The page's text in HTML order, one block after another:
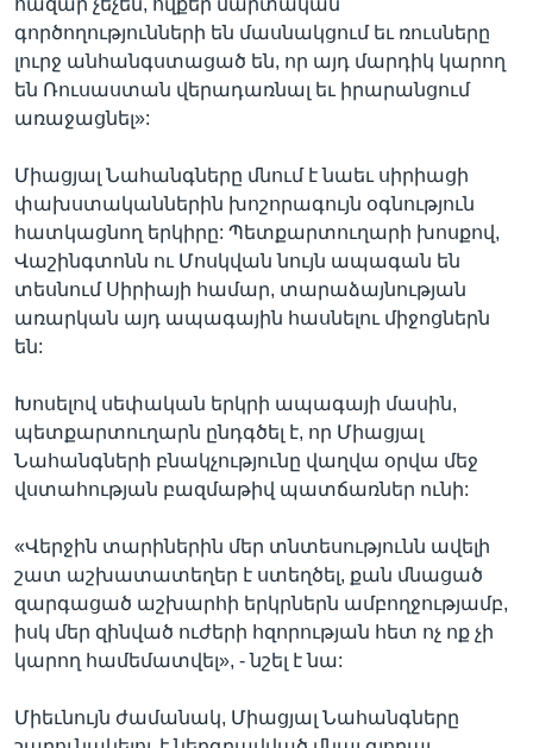
գործողությունների են մասնակցում եւ ռուսները
լուրջ անհանգստացած են, որ այդ մարդիկ կարող
են Ռուսաստան վերադառնալ եւ իրարանցում
առաջացնել»:
Միացյալ Նահանգները մնում է նաեւ սիրիացի
փախստականներին խոշորագույն օգնություն
հատկացնող երկիրը: Պետքարտուղարի խոսքով,
Վաշինգտոնն ու Մոսկվան նույն ապագան են
տեսնում Սիրիայի համար, տարաձայնության
առարկան այդ ապագային հասնելու միջոցներն
են:
Խոսելով սեփական երկրի ապագայի մասին,
պետքարտուղարն ընդգծել է, որ Միացյալ
Նահանգների բնակչությունը վաղվա օրվա մեջ
վստահության բազմաթիվ պատճառներ ունի:
«Վերջին տարիներին մեր տնտեսությունն ավելի
շատ աշխատատեղեր է ստեղծել, քան մնացած
զարգացած աշխարհի երկրներն ամբողջությամբ,
իսկ մեր զինված ուժերի հզորության հետ ոչ ոք չի
կարող համեմատվել», - նշել է նա:
Միեւնույն ժամանակ, Միացյալ Նահանգները